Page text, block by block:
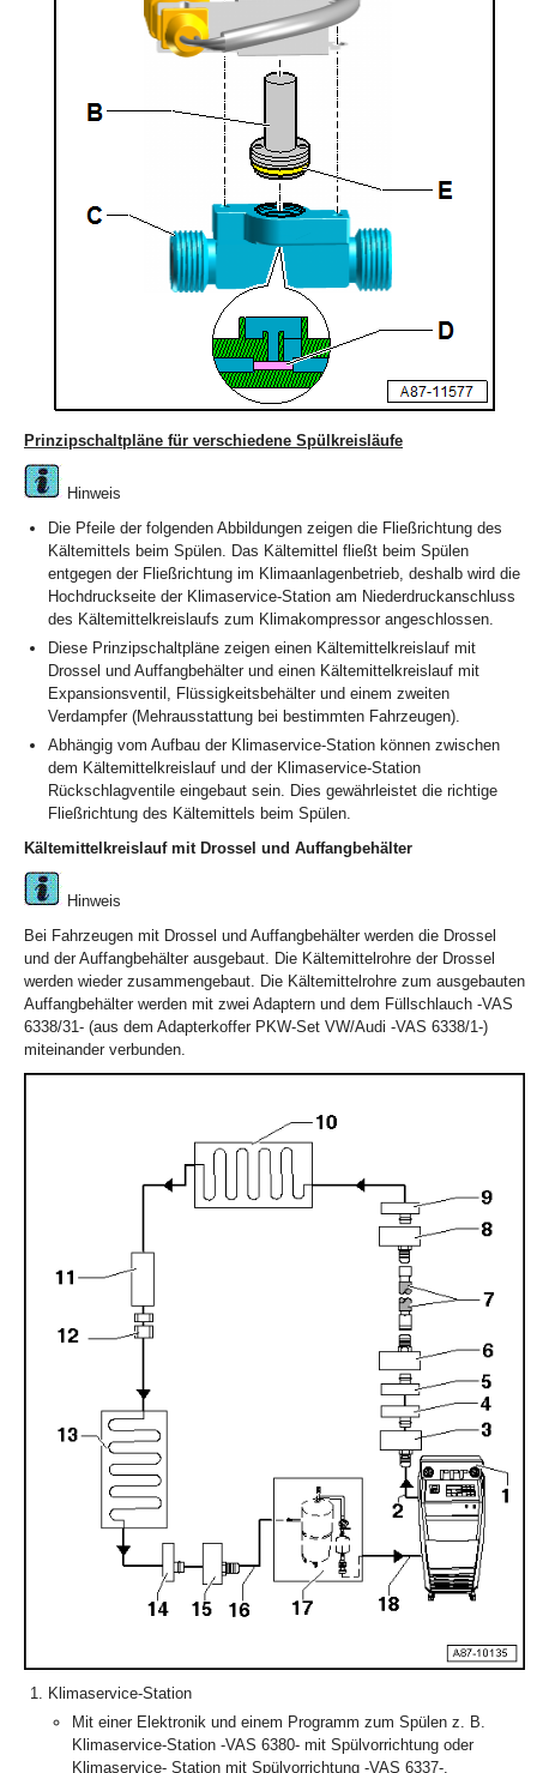
Prinzipschaltpläne für verschiedene Spülkreisläufe
Hinweis
Die Pfeile der folgenden Abbildungen zeigen die Fließrichtung des
Kältemittels beim Spülen. Das Kältemittel fließt beim Spülen
entgegen der Fließrichtung im Klimaanlagenbetrieb, deshalb wird die
Hochdruckseite der Klimaservice-Station am Niederdruckanschluss
des Kältemittelkreislaufs zum Klimakompressor angeschlossen.
Diese Prinzipschaltpläne zeigen einen Kältemittelkreislauf mit
Drossel und Auffangbehälter und einen Kältemittelkreislauf mit
Expansionsventil, Flüssigkeitsbehälter und einem zweiten
Verdampfer (Mehrausstattung bei bestimmten Fahrzeugen).
Abhängig vom Aufbau der Klimaservice-Station können zwischen
dem Kältemittelkreislauf und der Klimaservice-Station
Rückschlagventile eingebaut sein. Dies gewährleistet die richtige
Fließrichtung des Kältemittels beim Spülen.
Kältemittelkreislauf mit Drossel und Auffangbehälter
Hinweis
Bei Fahrzeugen mit Drossel und Auffangbehälter werden die Drossel
und der Auffangbehälter ausgebaut. Die Kältemittelrohre der Drossel
werden wieder zusammengebaut. Die Kältemittelrohre zum ausgebauten
Auffangbehälter werden mit zwei Adaptern und dem Füllschlauch -VAS
6338/31- (aus dem Adapterkoffer PKW-Set VW/Audi -VAS 6338/1-)
miteinander verbunden.
Klimaservice-Station
Mit einer Elektronik und einem Programm zum Spülen z. B.
Klimaservice-Station -VAS 6380- mit Spülvorrichtung oder
Klimaservice- Station mit Spülvorrichtung -VAS 6337-.